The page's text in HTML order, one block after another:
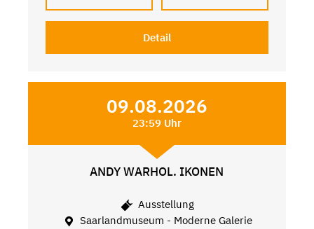
Detail
09.08.2026
23:59 Uhr
ANDY WARHOL. IKONEN
Ausstellung
Saarlandmuseum - Moderne Galerie